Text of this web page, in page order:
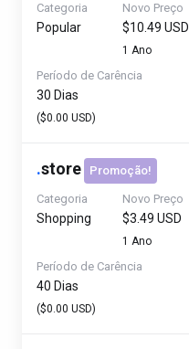
Categoria
Popular
Novo Preço
$10.49 USD
1 Ano
Período de Carência
30 Dias
($0.00 USD)
.store Promoção!
Categoria
Shopping
Novo Preço
$3.49 USD
1 Ano
Período de Carência
40 Dias
($0.00 USD)